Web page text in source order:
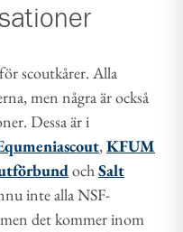
scoutkårer. Alla
men några är också
Dessa är i
,KFUM
ochSalt
inte alla NSF-
det kommer inom